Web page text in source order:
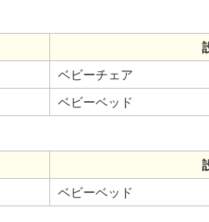
ベビーチェア
ベビーベッド
ベビーベッド